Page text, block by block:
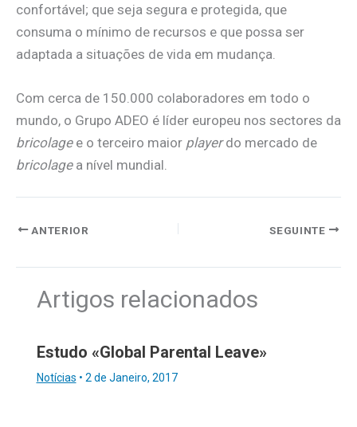
confortável; que seja segura e protegida, que
consuma o mínimo de recursos e que possa ser
adaptada a situações de vida em mudança.
Com cerca de 150.000 colaboradores em todo o
mundo, o Grupo ADEO é líder europeu nos sectores da
bricolagee o terceiro maior playerdo mercado de
bricolagea nível mundial.
ANTERIOR SEGUINTE
Artigos relacionados
Estudo «Global Parental Leave»
Notícias • 2 de Janeiro, 2017